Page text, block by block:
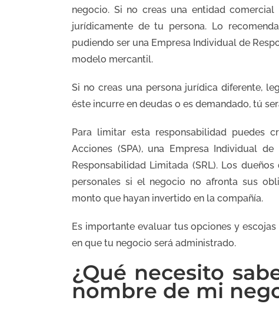
negocio. Si no creas una entidad
jurídicamente de tu persona. Lo
pudiendo ser una Empresa Individual de
modelo mercantil.
Si no creas una persona jurídica diferente,
éste incurre en deudas o es demandado, tú
Para limitar esta responsabilidad puedes
Acciones (SPA), una Empresa Individual
Responsabilidad Limitada (SRL). Los
personales si el negocio no afronta sus
monto que hayan invertido en la compañía.
Es importante evaluar tus opciones y
en que tu negocio será administrado.
¿Qué necesito
nombre de mi